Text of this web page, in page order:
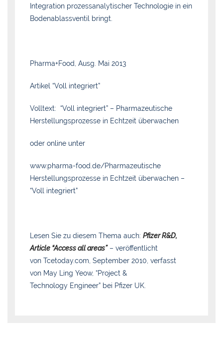
Integration prozessanalytischer Technologie in ein
Bodenablassventil bringt.
Pharma+Food, Ausg. Mai 2013
Artikel “Voll integriert”
Volltext: “Voll integriert” – Pharmazeutische
Herstellungsprozesse in Echtzeit überwachen
oder online unter
www.pharma-food.de/Pharmazeutische
Herstellungsprozesse in Echtzeit überwachen –
“Voll integriert”
Lesen Sie zu diesem Thema auch: Pfizer R&D,
Article “Access all areas”– veröffentlicht
von Tcetoday.com, September 2010, verfasst
von May Ling Yeow, “Project &
Technology Engineer” bei Pfizer UK.